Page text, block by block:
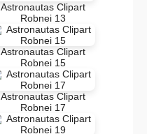
Astronautas Clipart
Robnei 13
Astronautas Clipart
Robnei 15
Astronautas Clipart
Robnei 17